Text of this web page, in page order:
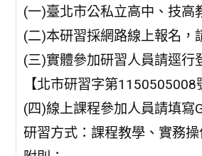
(一)臺北市公私立高中、技高
(二)本研習採網路線上報名，
(三)實體參加研習人員請逕行
【北市研習字第
(四)線上課程參加人員請填
研習方式：課程教學、實務操